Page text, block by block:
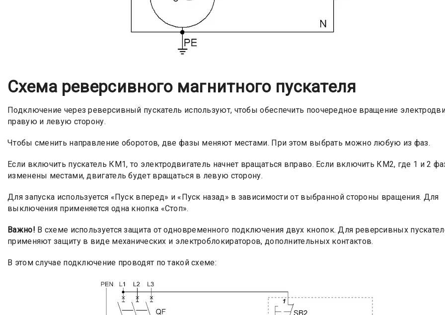
Схема реверсивного магнитного пускателя
Подключение через реверсивный пускатель используют, чтобы обеспечить поочередное вращение
правую и левую сторону.
Чтобы сменить направление оборотов, две фазы меняют местами. При этом выбрать можно любую из фаз.
Если включить пускатель КМ1, то электродвигатель начнет вращаться вправо. Если включить КМ2, где 1 и 2
изменены местами, двигатель будет вращаться в левую сторону.
Для запуска используется «Пуск вперед» и «Пуск назад» в зависимости от выбранной стороны вращения. Для
выключения применяется одна кнопка «Стоп».
Важно! В схеме используется защита от одновременного подключения двух кнопок. Для реверсивных
применяют защиту в виде механических и электроблокираторов, дополнительных контактов.
В этом случае подключение проводят по такой схеме: